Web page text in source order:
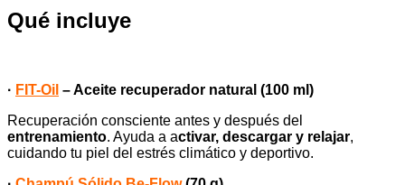
Qué incluye
· FIT-Oil – Aceite recuperador natural (100 ml)
Recuperación consciente antes y después del
entrenamiento. Ayuda a activar, descargar y relajar,
cuidando tu piel del estrés climático y deportivo.